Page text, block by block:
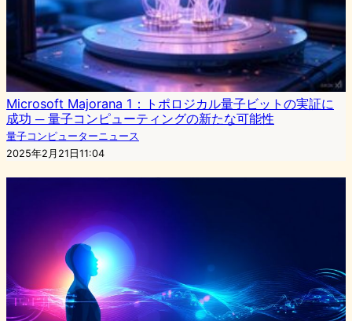
Microsoft Majorana 1：トポロジカル量子ビットの実証に
成功 ─ 量子コンピューティングの新たな可能性
量子コンピューターニュース
2025年2月21日11:04